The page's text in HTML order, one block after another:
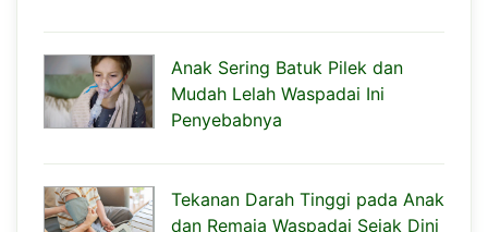
Anak Sering Batuk Pilek dan
Mudah Lelah Waspadai Ini
Penyebabnya
Tekanan Darah Tinggi pada Anak
dan Remaja Waspadai Sejak Dini